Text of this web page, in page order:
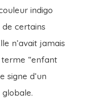
indigo
certains
n’avait jamais
terme “enfant
signe d’un